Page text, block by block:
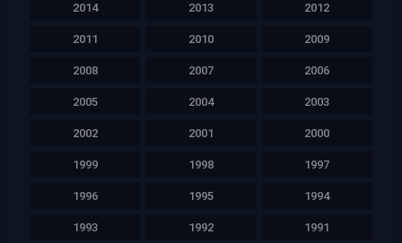
2014 2013 2012
2011 2010 2009
2008 2007 2006
2005 2004 2003
2002 2001 2000
1999 1998 1997
1996 1995 1994
1993 1992 1991